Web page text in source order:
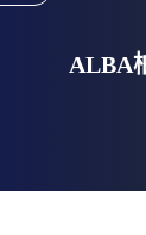
ALBA